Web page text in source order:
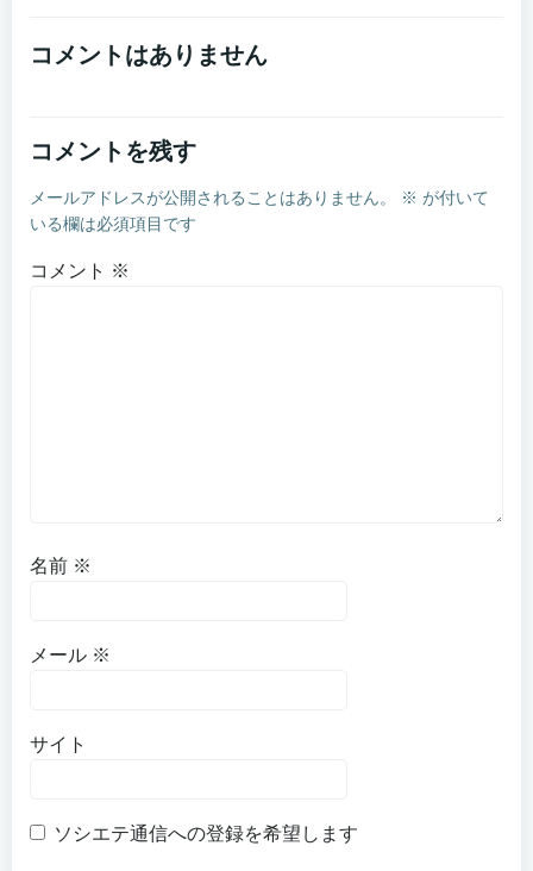
コメントはありません
コメントを残す
メールアドレスが公開されることはありません。 ※ が付いて
いる欄は必須項目です
コメント ※
名前 ※
メール ※
サイト
ソシエテ通信への登録を希望します